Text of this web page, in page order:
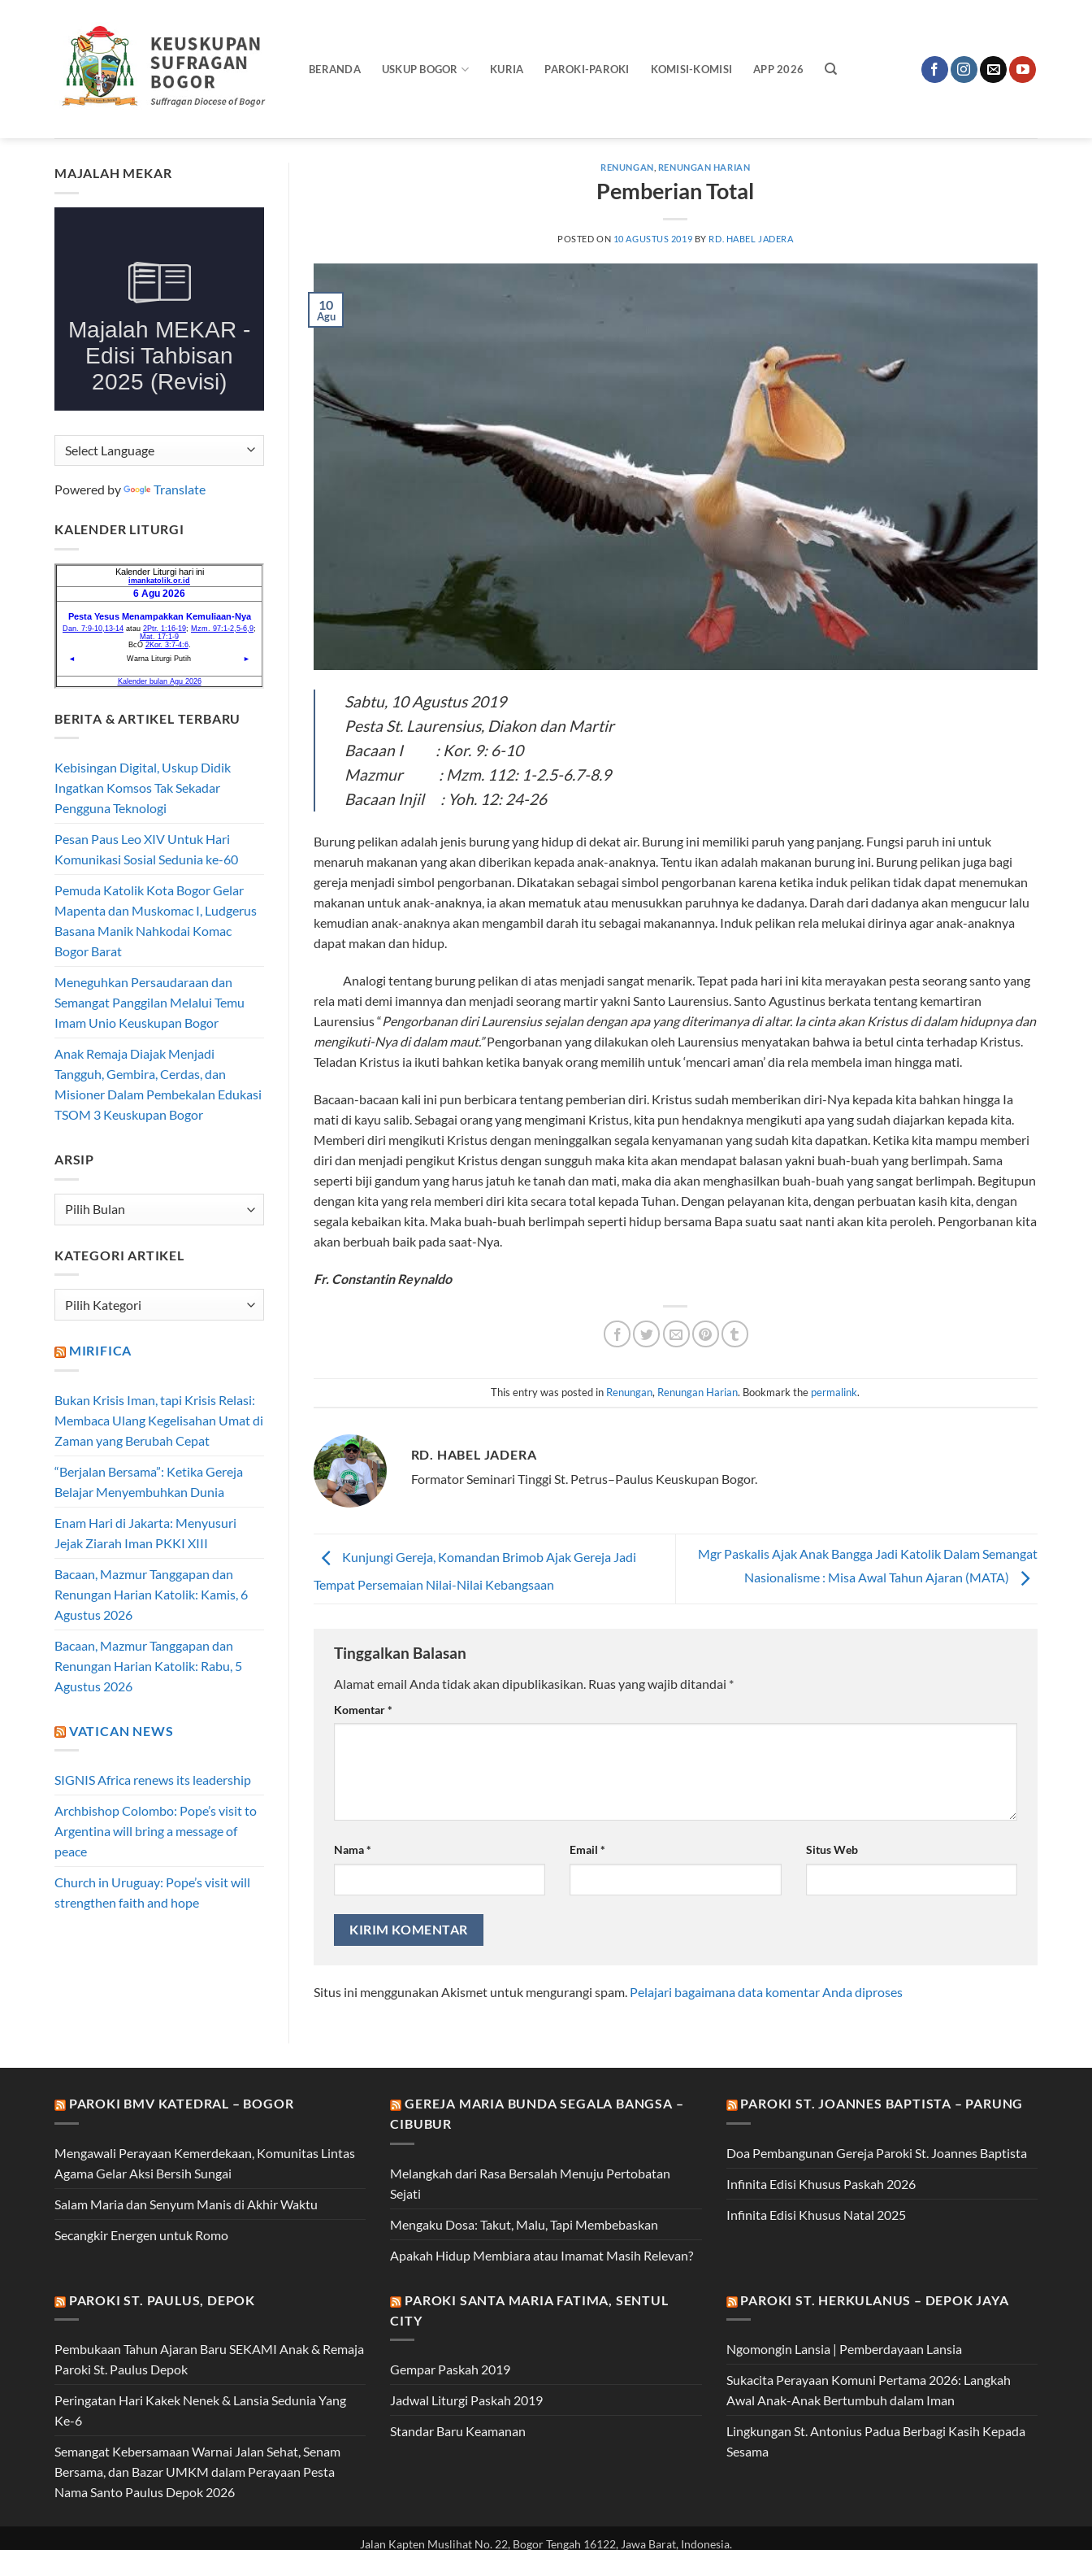
BERANDA USKUP BOGOR KURIA PAROKI-PAROKI KOMISI-KOMISI APP 2026
MAJALAH MEKAR
Powered by Translate
KALENDER LITURGI
BERITA & ARTIKEL TERBARU
Kebisingan Digital, Uskup Didik
Ingatkan Komsos Tak Sekadar
Pengguna Teknologi
Pesan Paus Leo XIV Untuk Hari
Komunikasi Sosial Sedunia ke-60
Pemuda Katolik Kota Bogor Gelar
Mapenta dan Muskomac I, Ludgerus
Basana Manik Nahkodai Komac
Bogor Barat
Meneguhkan Persaudaraan dan
Semangat Panggilan Melalui Temu
Imam Unio Keuskupan Bogor
Anak Remaja Diajak Menjadi
Tangguh, Gembira, Cerdas, dan
Misioner Dalam Pembekalan Edukasi
TSOM 3 Keuskupan Bogor
ARSIP
Arsip
KATEGORI ARTIKEL
Kategori
Artikel
MIRIFICA
Bukan Krisis Iman, tapi Krisis Relasi:
Membaca Ulang Kegelisahan Umat di
Zaman yang Berubah Cepat
“Berjalan Bersama”: Ketika Gereja
Belajar Menyembuhkan Dunia
Enam Hari di Jakarta: Menyusuri
Jejak Ziarah Iman PKKI XIII
Bacaan, Mazmur Tanggapan dan
Renungan Harian Katolik: Kamis, 6
Agustus 2026
Bacaan, Mazmur Tanggapan dan
Renungan Harian Katolik: Rabu, 5
Agustus 2026
VATICAN NEWS
SIGNIS Africa renews its leadership
Archbishop Colombo: Pope’s visit to
Argentina will bring a message of
peace
Church in Uruguay: Pope’s visit will
strengthen faith and hope
RENUNGAN RENUNGAN HARIAN
Pemberian Total
POSTED ON 10 AGUSTUS 2019 BY RD. HABEL JADERA
10
Agu
Sabtu, 10 Agustus 2019
Pesta St. Laurensius, Diakon dan Martir
Bacaan I : Kor. 9: 6-10
Mazmur : Mzm. 112: 1-2.5-6.7-8.9
Bacaan Injil : Yoh. 12: 24-26
Burung pelikan adalah jenis burung yang hidup di dekat air. Burung ini memiliki paruh yang panjang. Fungsi paruh ini untuk
menaruh makanan yang akan diberikan kepada anak-anaknya. Tentu ikan adalah makanan burung ini. Burung pelikan juga bagi
gereja menjadi simbol pengorbanan. Dikatakan sebagai simbol pengorbanan karena ketika induk pelikan tidak dapat menemukan
makanan untuk anak-anaknya, ia akan mematuk atau menusukkan paruhnya ke dadanya. Darah dari dadanya akan mengucur lalu
kemudian anak-anaknya akan mengambil darah itu sebagai makanannya. Induk pelikan rela melukai dirinya agar anak-anaknya
dapat makan dan hidup.
Analogi tentang burung pelikan di atas menjadi sangat menarik. Tepat pada hari ini kita merayakan pesta seorang santo yang
rela mati demi imannya dan menjadi seorang martir yakni Santo Laurensius. Santo Agustinus berkata tentang kemartiran
Laurensius “Pengorbanan diri Laurensius sejalan dengan apa yang diterimanya di altar. Ia cinta akan Kristus di dalam hidupnya dan
mengikuti-Nya di dalam maut.”Pengorbanan yang dilakukan oleh Laurensius menyatakan bahwa ia betul cinta terhadap Kristus.
Teladan Kristus ia ikuti bahkan ketika banyak orang memilih untuk ‘mencari aman’ dia rela membela iman hingga mati.
Bacaan-bacaan kali ini pun berbicara tentang pemberian diri. Kristus sudah memberikan diri-Nya kepada kita bahkan hingga Ia
mati di kayu salib. Sebagai orang yang mengimani Kristus, kita pun hendaknya mengikuti apa yang sudah diajarkan kepada kita.
Memberi diri mengikuti Kristus dengan meninggalkan segala kenyamanan yang sudah kita dapatkan. Ketika kita mampu memberi
diri dan menjadi pengikut Kristus dengan sungguh maka kita akan mendapat balasan yakni buah-buah yang berlimpah. Sama
seperti biji gandum yang harus jatuh ke tanah dan mati, maka dia akan menghasilkan buah-buah yang sangat berlimpah. Begitupun
dengan kita yang rela memberi diri kita secara total kepada Tuhan. Dengan pelayanan kita, dengan perbuatan kasih kita, dengan
segala kebaikan kita. Maka buah-buah berlimpah seperti hidup bersama Bapa suatu saat nanti akan kita peroleh. Pengorbanan kita
akan berbuah baik pada saat-Nya.
Fr. Constantin Reynaldo
This entry was posted in Renungan, Renungan Harian. Bookmark the permalink.
RD. HABEL JADERA
Formator Seminari Tinggi St. Petrus–Paulus Keuskupan Bogor.
Kunjungi Gereja, Komandan Brimob Ajak Gereja Jadi
Tempat Persemaian Nilai-Nilai Kebangsaan
Mgr Paskalis Ajak Anak Bangga Jadi Katolik Dalam Semangat
Nasionalisme : Misa Awal Tahun Ajaran (MATA)
Tinggalkan Balasan
Alamat email Anda tidak akan dipublikasikan. Ruas yang wajib ditandai *
Komentar*
Nama* Email * Situs Web
Situs ini menggunakan Akismet untuk mengurangi spam. Pelajari bagaimana data komentar Anda diproses
PAROKI BMV KATEDRAL – BOGOR
Mengawali Perayaan Kemerdekaan, Komunitas Lintas
Agama Gelar Aksi Bersih Sungai
Salam Maria dan Senyum Manis di Akhir Waktu
Secangkir Energen untuk Romo
GEREJA MARIA BUNDA SEGALA BANGSA –
CIBUBUR
Melangkah dari Rasa Bersalah Menuju Pertobatan
Sejati
Mengaku Dosa: Takut, Malu, Tapi Membebaskan
Apakah Hidup Membiara atau Imamat Masih Relevan?
PAROKI ST. JOANNES BAPTISTA – PARUNG
Doa Pembangunan Gereja Paroki St. Joannes Baptista
Infinita Edisi Khusus Paskah 2026
Infinita Edisi Khusus Natal 2025
PAROKI ST. PAULUS, DEPOK
Pembukaan Tahun Ajaran Baru SEKAMI Anak & Remaja
Paroki St. Paulus Depok
Peringatan Hari Kakek Nenek & Lansia Sedunia Yang
Ke-6
Semangat Kebersamaan Warnai Jalan Sehat, Senam
Bersama, dan Bazar UMKM dalam Perayaan Pesta
Nama Santo Paulus Depok 2026
PAROKI SANTA MARIA FATIMA, SENTUL
CITY
Gempar Paskah 2019
Jadwal Liturgi Paskah 2019
Standar Baru Keamanan
PAROKI ST. HERKULANUS – DEPOK JAYA
Ngomongin Lansia | Pemberdayaan Lansia
Sukacita Perayaan Komuni Pertama 2026: Langkah
Awal Anak-Anak Bertumbuh dalam Iman
Lingkungan St. Antonius Padua Berbagi Kasih Kepada
Sesama
Jalan Kapten Muslihat No. 22, Bogor Tengah 16122, Jawa Barat, Indonesia.